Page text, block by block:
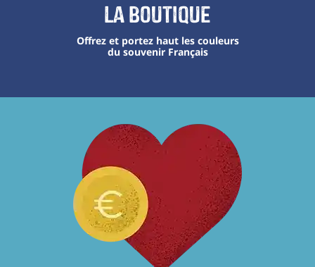
La boutique
Offrez et portez haut les couleurs
du souvenir Français